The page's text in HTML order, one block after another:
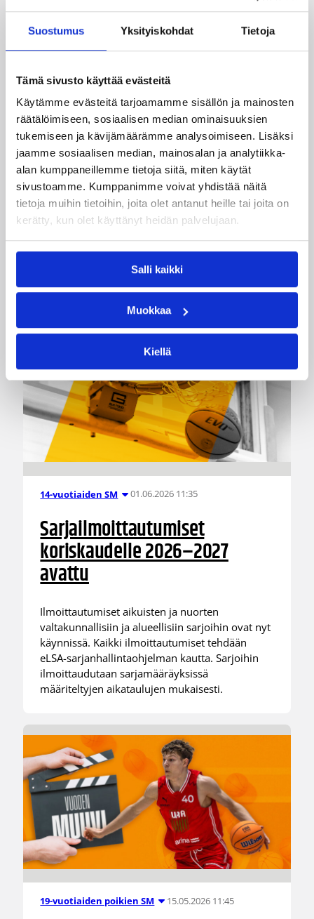
Suostumus Yksityiskohdat Tietoja
Tämä sivusto käyttää evästeitä
Käytämme evästeitä tarjoamamme sisällön ja mainosten
räätälöimiseen, sosiaalisen median ominaisuuksien
tukemiseen ja kävijämäärämme analysoimiseen. Lisäksi
jaamme sosiaalisen median, mainosalan ja analytiikka-
alan kumppaneillemme tietoja siitä, miten käytät
sivustoamme. Kumppanimme voivat yhdistää näitä
tietoja muihin tietoihin, joita olet antanut heille tai joita on
kerätty, kun olet käyttänyt heidän palvelujaan.
Salli kaikki
Muokkaa
Kiellä
16-vuotiaiden poikien SM 12.06.2026 13:45
Nuorten valtakunnallisten
sarjojen ja karsintojen
pelaamistavat kaudella 2026-
27 jatkuvat entisellään
Nuorten valtakunnallisten sarjojen ja
karsintojen pelaamistavat kaudella 2026-27
jatkuvat samalla tavalla kuin viime kaudella.
16-, 17- ja 19-vuotiaissa kaikkiin
ilmoittautumalla. Kaikki karsintoihin ja sarjoihin
ilmoittautumiset tehdään eLSA-sarjanhallinnan
14-vuotiaiden SM 01.06.2026 11:35
Sarjailmoittautumiset
koriskaudelle 2026–2027
avattu
Ilmoittautumiset aikuisten ja nuorten
valtakunnallisiin ja alueellisiin sarjoihin ovat nyt
käynnissä. Kaikki ilmoittautumiset tehdään
eLSA-sarjanhallintaohjelman kautta. Sarjoihin
ilmoittaudutaan sarjamääräyksissä
määriteltyjen aikataulujen mukaisesti.
19-vuotiaiden poikien SM 15.05.2026 11:45